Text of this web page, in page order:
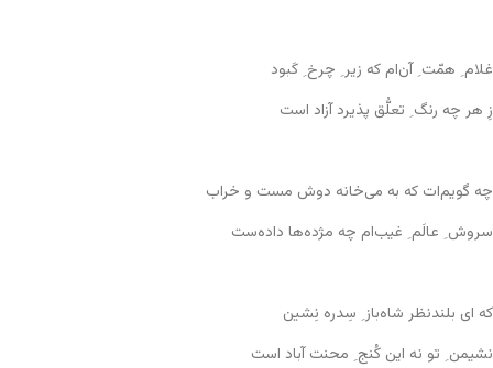
غلام ِ همّت ِ آن‌ام که زیر ِ چرخ ِ کَبود
زِ هر چه رنگ ِ تعلُّق پذیرد آزاد است
چه گویم‌ات که به می‌خانه دوش مست و خراب
سروش ِ عالَم ِ غیب‌ام چه مژده‌ها داده‌ست
که ای بلندنظر شاه‌باز ِ سِدره نِشین
نشیمن ِ تو نه این کُنج ِ محنت آباد است